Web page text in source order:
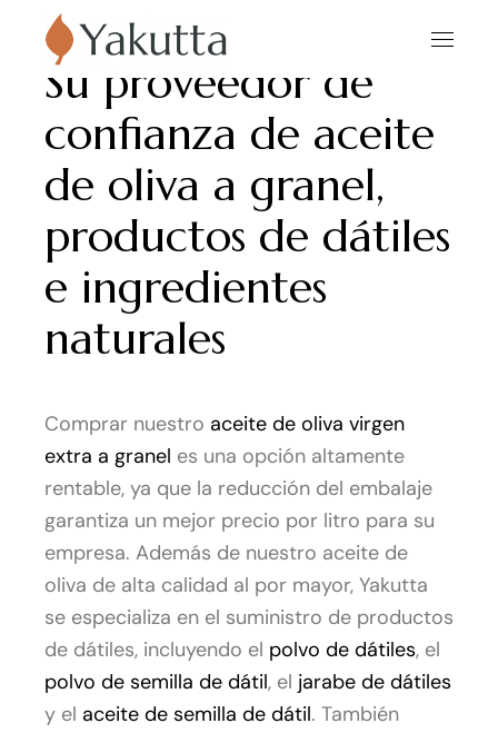
Su proveedor de
confianza de aceite
de oliva a granel,
productos de dátiles
e ingredientes
naturales
Comprar nuestro aceite de oliva virgen
extra a granel es una opción altamente
rentable, ya que la reducción del embalaje
garantiza un mejor precio por litro para su
empresa. Además de nuestro aceite de
oliva de alta calidad al por mayor, Yakutta
se especializa en el suministro de productos
de dátiles, incluyendo el polvo de dátiles, el
polvo de semilla de dátil, el jarabe de dátiles
y el aceite de semilla de dátil. También